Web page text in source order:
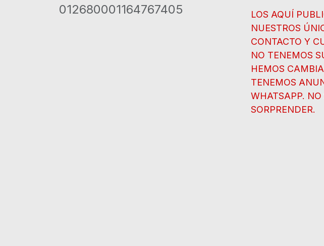
012680001164767405
LOS AQUÍ
NUESTROS
CONTACTO Y
NO TENEMOS
HEMOS
TENEMOS
WHATSAPP. NO
SORPRENDER.